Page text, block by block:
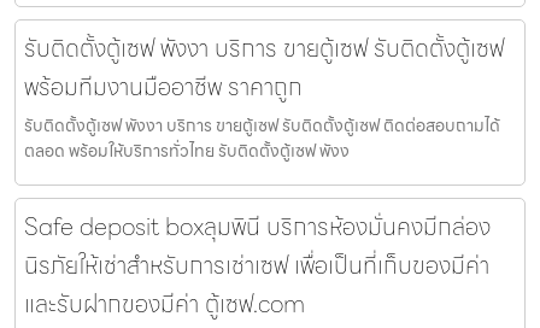
รับติดตั้งตู้เซฟ พังงา บริการ ขายตู้เซฟ รับติดตั้งตู้เซฟ
พร้อมทีมงานมืออาชีพ ราคาถูก
รับติดตั้งตู้เซฟ พังงา บริการ ขายตู้เซฟ รับติดตั้งตู้เซฟ ติดต่อสอบถามได้
ตลอด พร้อมให้บริการทั่วไทย รับติดตั้งตู้เซฟ พังง
Safe deposit boxลุมพินี บริการห้องมั่นคงมีกล่อง
นิรภัยให้เช่าสำหรับการเช่าเซฟ เพื่อเป็นที่เก็บของมีค่า
และรับฝากของมีค่า ตู้เซฟ.com